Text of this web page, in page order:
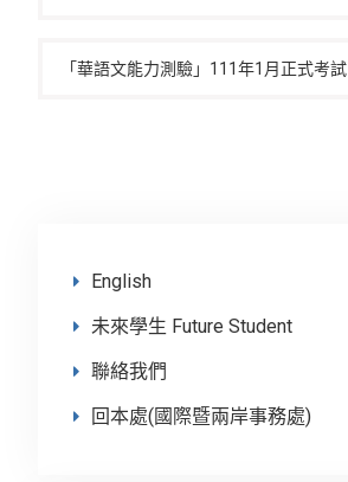
「華語文能力測驗」111年1月正式考試
English
未來學生 Future Student
聯絡我們
回本處(國際暨兩岸事務處)